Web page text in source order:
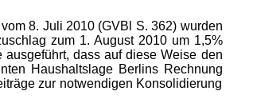
8. Juli 2010 (GVBl S. 362) wurden
zum 1. August 2010 um 1,5%
dass auf diese Weise den
Haushaltslage Berlins Rechnung
zur notwendigen Konsolidierung